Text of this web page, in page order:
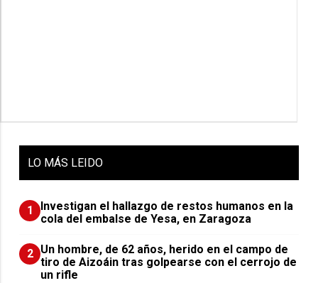
LO MÁS LEIDO
1
Investigan el hallazgo de restos humanos en la
cola del embalse de Yesa, en Zaragoza
2 Un hombre, de 62 años, herido en el campo de
tiro de Aizoáin tras golpearse con el cerrojo de
un rifle